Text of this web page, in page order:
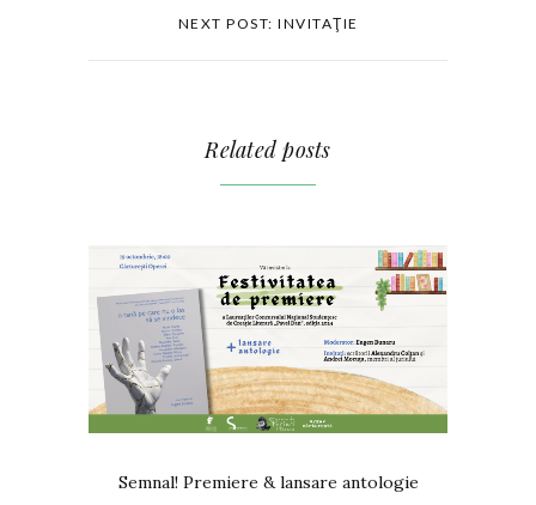
NEXT POST: INVITAŢIE
Related posts
Semnal! Premiere & lansare antologie